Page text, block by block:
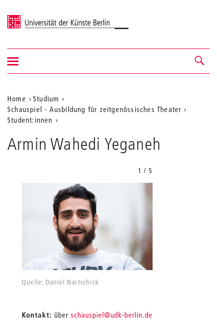
Universität der Künste Berlin
Navigation &
Suche
Navigation
ein-/ausblenden
Aktuelle
Position
der
Home
Studium
Schauspiel - Ausbildung für zeitgenössisches Theater
Student:innen
Armin Wahedi Yeganeh
Quelle: Daniel Nartschick
1 / 5
Kontakt: über schauspiel_
@udk-berlin.de